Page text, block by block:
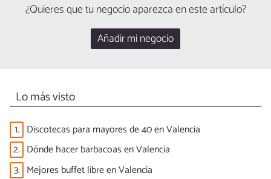
¿Quieres que tu negocio aparezca en este artículo?
Añadir mi negocio
Lo más visto
1. Discotecas para mayores de 40 en Valencia
2. Dónde hacer barbacoas en Valencia
3. Mejores buffet libre en Valencia